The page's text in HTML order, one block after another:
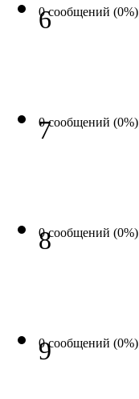
0 сообщений (0%)
6
0 сообщений (0%)
7
0 сообщений (0%)
8
0 сообщений (0%)
9